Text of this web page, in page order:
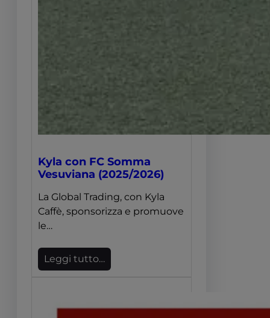
Kyla con FC Somma
Vesuviana (2025/2026)
La Global Trading, con Kyla
Caffè, sponsorizza e promuove
le…
Leggi tutto…